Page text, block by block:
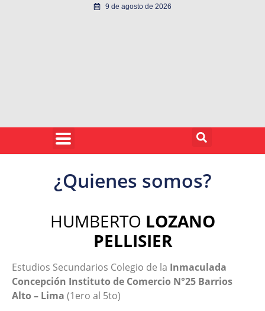
9 de agosto de 2026
¿Quienes somos?
HUMBERTO LOZANO
PELLISIER
Estudios Secundarios Colegio de la Inmaculada
Concepción Instituto de Comercio N°25 Barrios
Alto – Lima (1ero al 5to)